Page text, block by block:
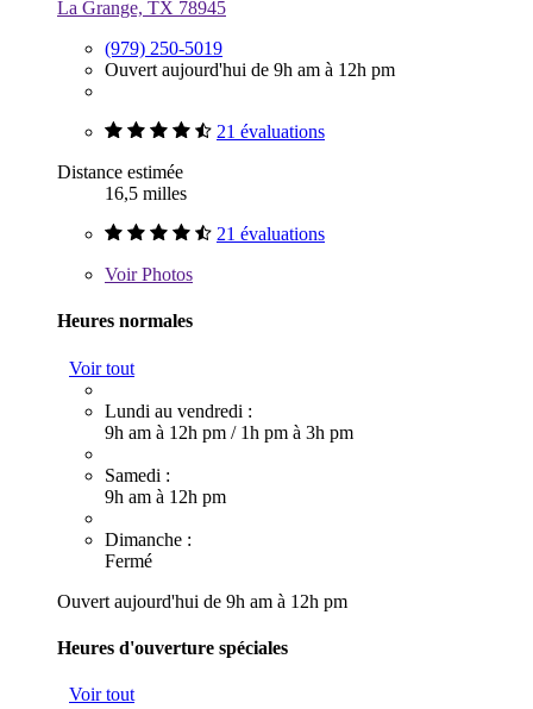
La Grange, TX 78945
(979) 250-5019
Ouvert aujourd'hui de 9h am à 12h pm
21 évaluations
Distance estimée
16,5 milles
21 évaluations
VoirPhotos
Heures normales
Voir tout
Lundi au vendredi :
9h am à 12h pm / 1h pm à 3h pm
Samedi :
9h am à 12h pm
Dimanche :
Fermé
Ouvert aujourd'hui de 9h am à 12h pm
Heures d'ouverture spéciales
Voir tout